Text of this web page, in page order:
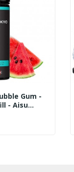
Gum -
- Aisu